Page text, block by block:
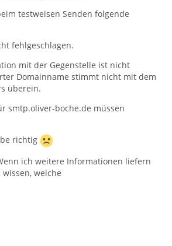
testweisen Senden folgende
fehlgeschlagen.
mit der Gegenstelle ist nicht
Domainname stimmt nicht mit dem
überein.
smtp.oliver-boche.de müssen
richtig
ich weitere Informationen liefern
welche